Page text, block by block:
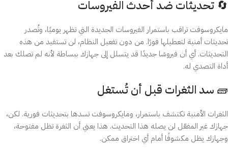
🔄 تحديثات ضد أحدث الفيروسات
مايكروسوفت تراقب باستمرار الفيروسات الجديدة التي تظهر يوميًا، وتُصدر
تحديثات أمنية لتعطيلها فورًا. من دون تفعيل النظام، لن تستفيد من هذه
التحديثات. أي أن فيروسًا جديدًا قد يتسلل إلى جهازك ببساطة لأنه لم تصلك بعد
أداة التصدي له.
🧱 سد الثغرات قبل أن تُستغل
الثغرات الأمنية تكتشف باستمرار، ومايكروسوفت تسدها بتحديثات فورية. لكن،
جهازك غير المفعّل لن يصله هذا التحديث. هذا يعني أن الثغرة تظل مفتوحة،
وجهازك يظل مكشوفًا أمام أي اختراق ممكن.